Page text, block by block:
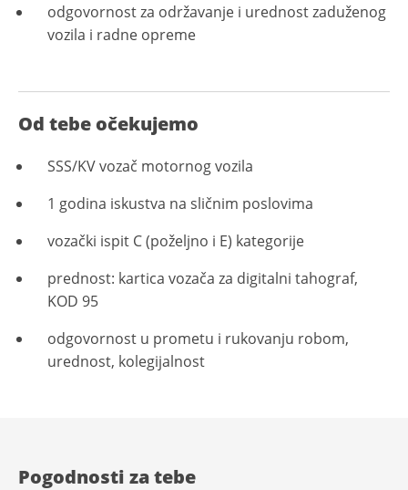
odgovornost za održavanje i urednost zaduženog
vozila i radne opreme
Od tebe očekujemo
SSS/KV vozač motornog vozila
1 godina iskustva na sličnim poslovima
vozački ispit C (poželjno i E) kategorije
prednost: kartica vozača za digitalni tahograf,
KOD 95
odgovornost u prometu i rukovanju robom,
urednost, kolegijalnost
Pogodnosti za tebe